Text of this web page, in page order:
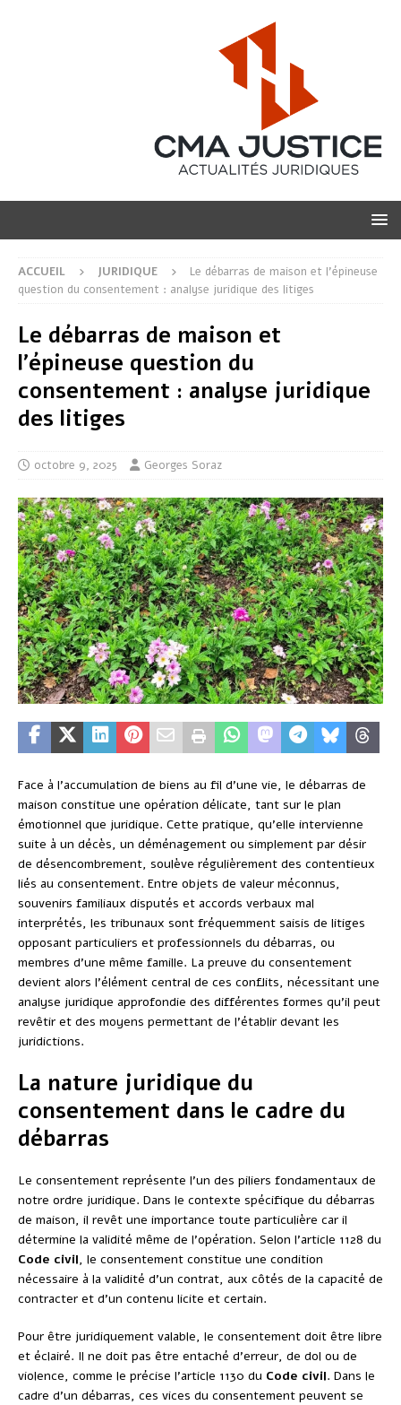
ACCUEIL JURIDIQUE
Le débarras de maison et l’épineuse
question du consentement : analyse juridique des litiges
Le débarras de maison et
l’épineuse question du
consentement : analyse juridique
des litiges
octobre 9, 2025 Georges Soraz
Face à l’accumulation de biens au fil d’une vie, le débarras de
maison constitue une opération délicate, tant sur le plan
émotionnel que juridique. Cette pratique, qu’elle intervienne
suite à un décès, un déménagement ou simplement par désir
de désencombrement, soulève régulièrement des contentieux
liés au consentement. Entre objets de valeur méconnus,
souvenirs familiaux disputés et accords verbaux mal
interprétés, les tribunaux sont fréquemment saisis de litiges
opposant particuliers et professionnels du débarras, ou
membres d’une même famille. La preuve du consentement
devient alors l’élément central de ces conflits, nécessitant une
analyse juridique approfondie des différentes formes qu’il peut
revêtir et des moyens permettant de l’établir devant les
juridictions.
La nature juridique du
consentement dans le cadre du
débarras
Le consentement représente l’un des piliers fondamentaux de
notre ordre juridique. Dans le contexte spécifique du débarras
de maison, il revêt une importance toute particulière car il
détermine la validité même de l’opération. Selon l’article 1128 du
Code civil, le consentement constitue une condition
nécessaire à la validité d’un contrat, aux côtés de la capacité de
contracter et d’un contenu licite et certain.
Pour être juridiquement valable, le consentement doit être libre
et éclairé. Il ne doit pas être entaché d’erreur, de dol ou de
violence, comme le précise l’article 1130 du Code civil. Dans le
cadre d’un débarras, ces vices du consentement peuvent se